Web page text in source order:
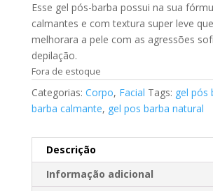
Esse gel pós-barba possui na sua
calmantes e com textura super leve
melhorara a pele com as agressões
depilação.
Fora de estoque
Categorias: Corpo, Facial Tags: gel pós
barba calmante, gel pos barba natural
Descrição
Informação adicional